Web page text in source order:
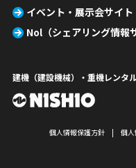
イベント・展示会サイト
Nol（シェアリング情報
建機（建設機械）・重機レンタ
個人情報保護方針 個